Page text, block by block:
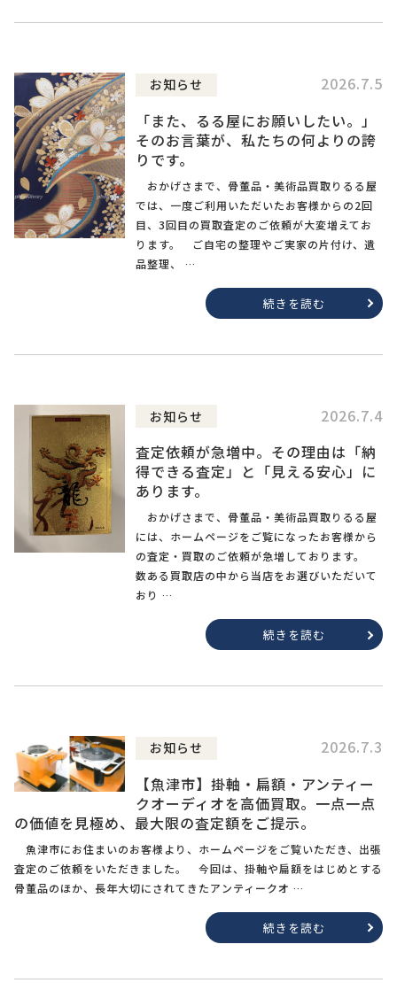
お知らせ
2026.7.5
「また、るる屋にお願いしたい。」
そのお言葉が、私たちの何よりの誇
りです。
おかげさまで、骨董品・美術品買取りるる屋
では、一度ご利用いただいたお客様からの2回
目、3回目の買取査定のご依頼が大変増えてお
ります。 ご自宅の整理やご実家の片付け、遺
品整理、 …
続きを読む
お知らせ
2026.7.4
査定依頼が急増中。その理由は「納
得できる査定」と「見える安心」に
あります。
おかげさまで、骨董品・美術品買取りるる屋
には、ホームページをご覧になったお客様から
の査定・買取のご依頼が急増しております。
数ある買取店の中から当店をお選びいただいて
おり …
続きを読む
お知らせ
2026.7.3
【魚津市】掛軸・扁額・アンティー
クオーディオを高価買取。一点一点
の価値を見極め、最大限の査定額をご提示。
魚津市にお住まいのお客様より、ホームページをご覧いただき、出張
査定のご依頼をいただきました。 今回は、掛軸や扁額をはじめとする
骨董品のほか、長年大切にされてきたアンティークオ …
続きを読む